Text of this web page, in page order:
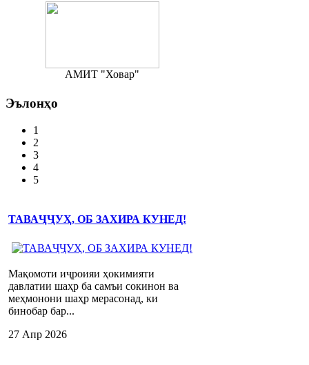
АМИТ "Ховар"
Эълонҳо
1
2
3
4
5
ТАВАҶҶУҲ, ОБ ЗАХИРА КУНЕД!
Мақомоти иҷроияи ҳокимияти
давлатии шаҳр ба самъи сокинон ва
меҳмонони шаҳр мерасонад, ки
бинобар бар...
27 Апр 2026